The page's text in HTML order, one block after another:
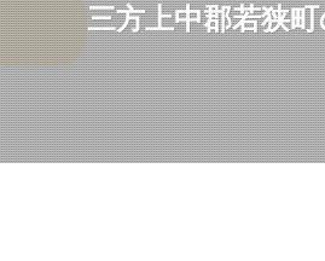
三方上中郡若狭